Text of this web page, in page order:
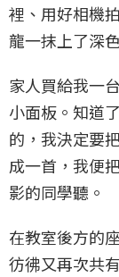
裡、用好相機
龍一抹上了深
家人買給我一
小面板。知道
的，我決定要
成一首，我便
影的同學聽。
在教室後方的
彷彿又再次共